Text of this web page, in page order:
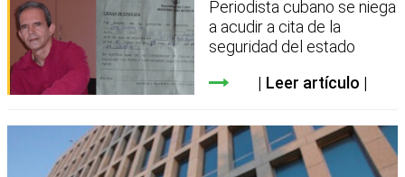
Periodista cubano se niega
a acudir a cita de la
seguridad del estado
Leer artículo